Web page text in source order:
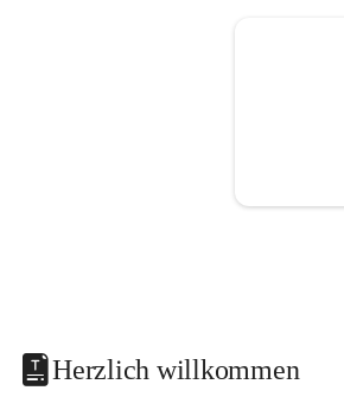
Herzlich willkommen